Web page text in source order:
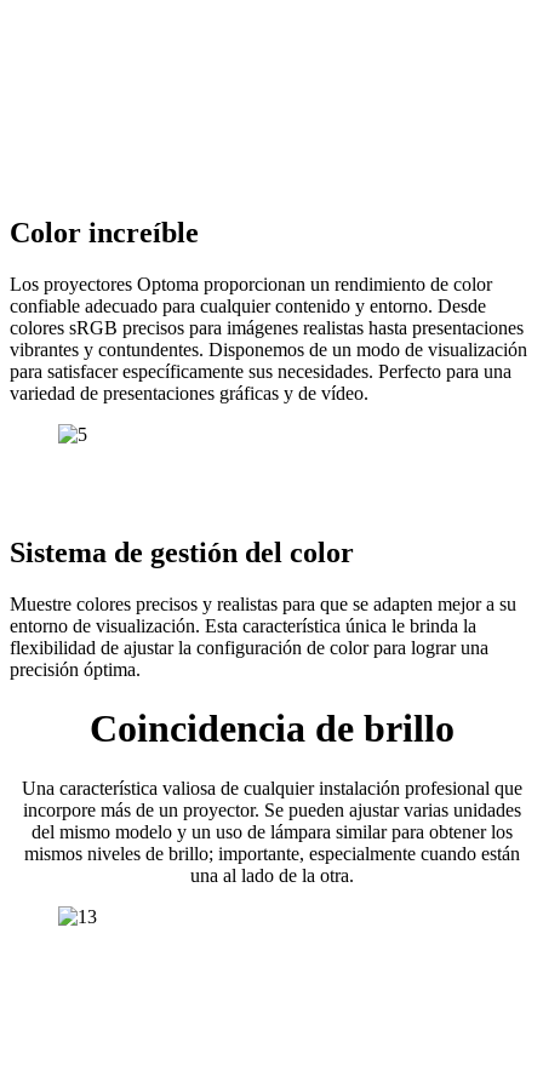
Color increíble
Los proyectores Optoma proporcionan un rendimiento de color
confiable adecuado para cualquier contenido y entorno. Desde
colores sRGB precisos para imágenes realistas hasta presentaciones
vibrantes y contundentes. Disponemos de un modo de visualización
para satisfacer específicamente sus necesidades. Perfecto para una
variedad de presentaciones gráficas y de vídeo.
Sistema de gestión del color
Muestre colores precisos y realistas para que se adapten mejor a su
entorno de visualización. Esta característica única le brinda la
flexibilidad de ajustar la configuración de color para lograr una
precisión óptima.
Coincidencia de brillo
Una característica valiosa de cualquier instalación profesional que
incorpore más de un proyector. Se pueden ajustar varias unidades
del mismo modelo y un uso de lámpara similar para obtener los
mismos niveles de brillo; importante, especialmente cuando están
una al lado de la otra.